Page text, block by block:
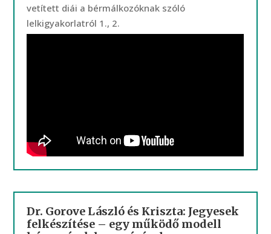
vetített diái a bérmálkozóknak szóló
lelkigyakorlatról 1., 2.
Dr. Gorove László és Kriszta: Jegyesek
felkészítése – egy működő modell